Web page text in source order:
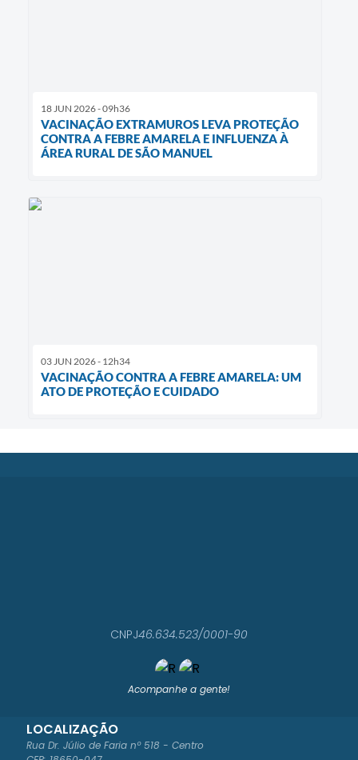
18 JUN 2026 - 09h36
VACINAÇÃO EXTRAMUROS LEVA PROTEÇÃO
CONTRA A FEBRE AMARELA E INFLUENZA À
ÁREA RURAL DE SÃO MANUEL
03 JUN 2026 - 12h34
VACINAÇÃO CONTRA A FEBRE AMARELA: UM
ATO DE PROTEÇÃO E CUIDADO
Acompanhe a gente!
LOCALIZAÇÃO
Rua Dr. Júlio de Faria nº 518 - Centro
CNPJ46.634.523/0001-90